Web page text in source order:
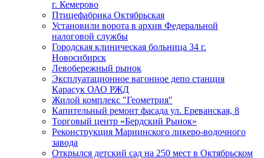
г. Кемерово
Птицефабрика Октябрьская
Установили ворота в архив Федеральной
налоговой службы
Городская клиническая больница 34 г.
Новосибирск
Левобережный рынок
Эксплуатационное вагонное депо станция
Карасук ОАО РЖД
Жилой комплекс "Геометрия"
Капительный ремонт фасада ул. Ереванская, 8
Торговый центр «Бердский Рынок»
Реконструкция Мариинского ликеро-водочного
завода
Открылся детский сад на 250 мест в Октябрьском